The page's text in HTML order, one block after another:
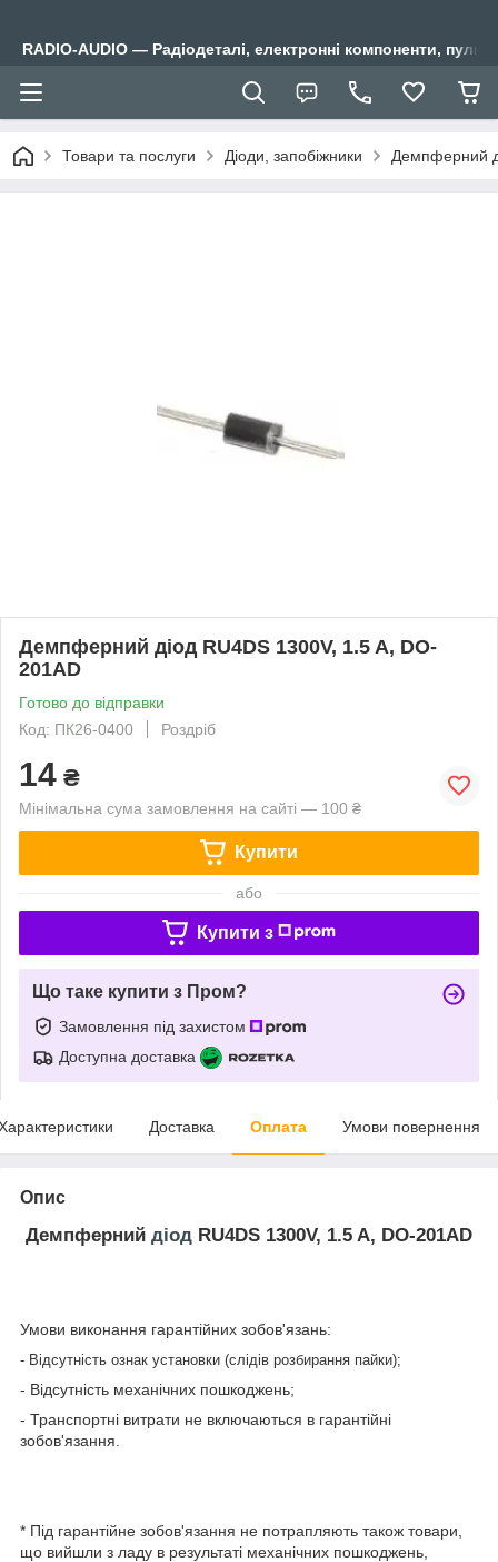
RADIO-AUDIO — Радіодеталі, електронні компоненти,
Товари та послуги Діоди, запобіжники Демпферний
Демпферний діод RU4DS 1300V, 1.5 A, DO-
201AD
Готово до відправки
Код: ПК26-0400
Роздріб
14 ₴
Мінімальна сума замовлення на сайті — 100 ₴
Купити
або
Купити з
Що таке купити з Пром?
Замовлення під захистом
Доступна доставка
Доставка Оплата Умови повернення
Опис
Демпферний діод RU4DS 1300V, 1.5 A, DO-201AD
Умови виконання гарантійних зобов'язань:
- Відсутність ознак установки (слідів розбирання пайки);
- Відсутність механічних пошкоджень;
- Транспортні витрати не включаються в гарантійні
зобов'язання.
* Під гарантійне зобов'язання не потрапляють також товари,
що вийшли з ладу в результаті механічних пошкоджень,